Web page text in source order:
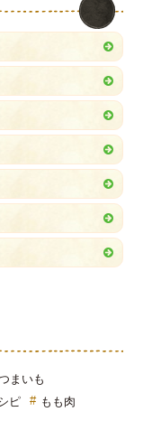
まいも
ピ
もも肉